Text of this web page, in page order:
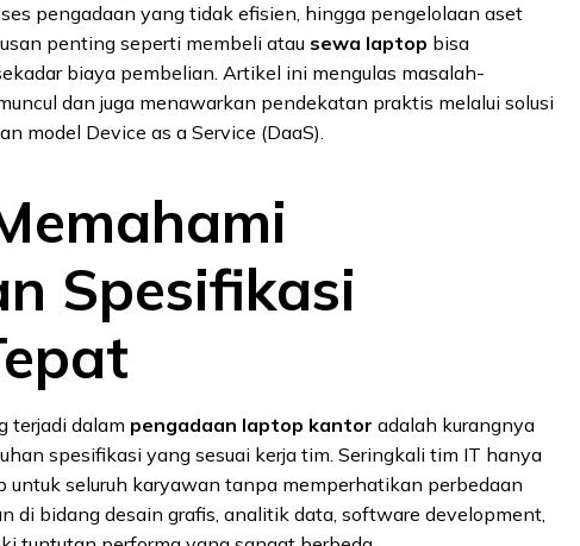
pengadaan yang tidak efisien, hingga pengelolaan aset
penting seperti membeli atau sewa laptop bisa
biaya pembelian. Artikel ini mengulas masalah-
dan juga menawarkan pendekatan praktis melalui solusi
model Device as a Service (DaaS).
Spesifikasi
terjadi dalam pengadaan laptop kantor adalah kurangnya
spesifikasi yang sesuai kerja tim. Seringkali tim IT hanya
untuk seluruh karyawan tanpa memperhatikan perbedaan
di bidang desain grafis, analitik data, software development,